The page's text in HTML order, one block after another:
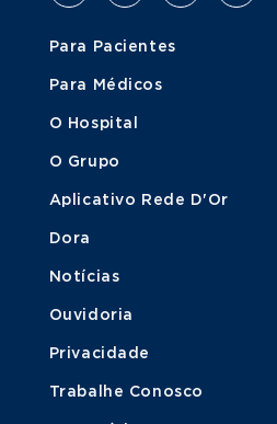
Para Pacientes
Para Médicos
O Hospital
O Grupo
Aplicativo Rede D'Or
Dora
Notícias
Ouvidoria
Privacidade
Trabalhe Conosco